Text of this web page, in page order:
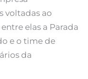
voltadas ao
elas a Parada
e o time de
da